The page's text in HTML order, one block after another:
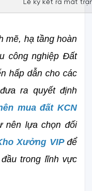
Lễ ký kết ra mắt
mẽ, hạ tầng hoàn
công nghiệp Đất
hấp dẫn cho các
ra quyết định
mua đất KCN
nên lựa chọn đối
Xưởng VIP để
trong lĩnh vực